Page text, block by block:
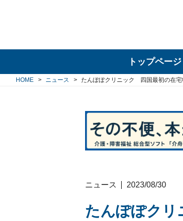
トップページ
HOME ニュース たんぽぽクリニック 四国最初の在宅
ニュース 2023/08/30
たんぽぽク